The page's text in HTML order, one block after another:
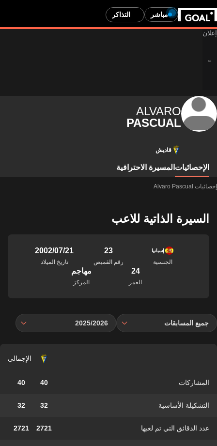
مباشر التذاكر
ALVARO
PASCUAL
قاديش
الإحصائيات المسيرة الاحترافية
إحصائيات Alvaro Pascual
السيرة الذاتية للاعب
إسبانيا
الجنسية
23
رقم القميص
21‏/07‏/2002
تاريخ الميلاد
24
العمر
مهاجم
المركز
جميع المسابقات 2025/2026
الإجمالي
المشاركات 40
40
التشكيلة الأساسية 32
32
عدد الدقائق التي تم لعبها 2721
2721